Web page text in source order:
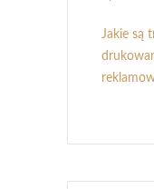
Jakie są